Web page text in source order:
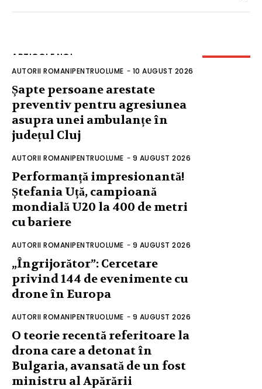
ARTICOLE NOI
AUTORII ROMANIPENTRUOLUME - 10 AUGUST 2026
Șapte persoane arestate
preventiv pentru agresiunea
asupra unei ambulanțe în
județul Cluj
AUTORII ROMANIPENTRUOLUME - 9 AUGUST 2026
Performanță impresionantă!
Ștefania Uță, campioană
mondială U20 la 400 de metri
cu bariere
AUTORII ROMANIPENTRUOLUME - 9 AUGUST 2026
„Îngrijorător”: Cercetare
privind 144 de evenimente cu
drone în Europa
AUTORII ROMANIPENTRUOLUME - 9 AUGUST 2026
O teorie recentă referitoare la
drona care a detonat în
Bulgaria, avansată de un fost
ministru al Apărării